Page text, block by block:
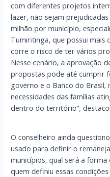
com diferentes projetos
lazer, não sejam
milhão por município,
Tumiritinga, que possui mais
corre o risco de ter vários
Nesse cenário, a aprovação
propostas pode até cumprir
governo e o Banco do Brasil,
necessidades das famílias
dentro do território”,
O conselheiro ainda
usado para definir o
municípios, qual será a
quem definiu essas